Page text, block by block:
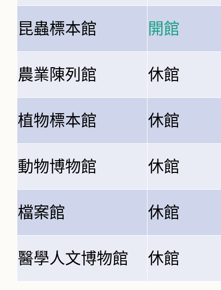
昆蟲標本館 開館
農業陳列館 休館
植物標本館 休館
動物博物館 休館
檔案館 休館
醫學人文博物館 休館